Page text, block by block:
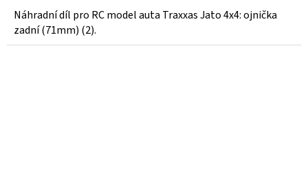
Náhradní díl pro RC model auta Traxxas Jato 4x4: ojnička
zadní (71mm) (2).